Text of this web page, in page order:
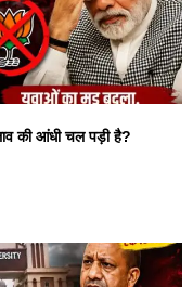
की आंधी चल पड़ी है?